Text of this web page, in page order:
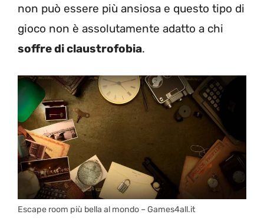
non può essere più ansiosa e questo tipo di
gioco non è assolutamente adatto a chi
soffre di claustrofobia.
Escape room più bella al mondo – Games4all.it